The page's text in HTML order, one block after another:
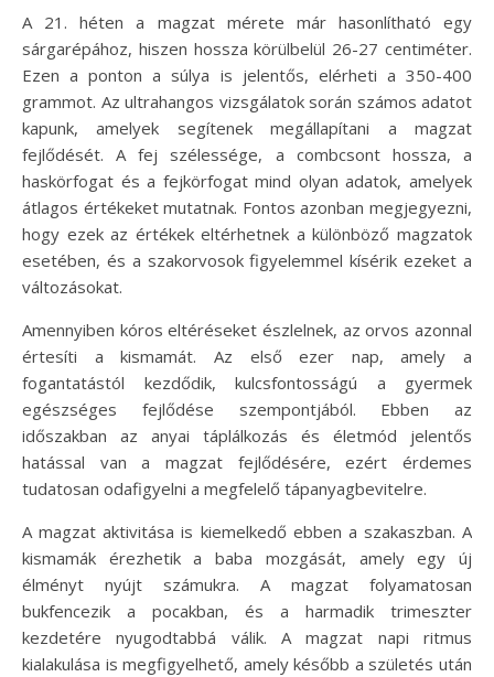
A 21. héten a magzat mérete már hasonlítható egy
sárgarépához, hiszen hossza körülbelül 26-27 centiméter.
Ezen a ponton a súlya is jelentős, elérheti a 350-400
grammot. Az ultrahangos vizsgálatok során számos adatot
kapunk, amelyek segítenek megállapítani a magzat
fejlődését. A fej szélessége, a combcsont hossza, a
haskörfogat és a fejkörfogat mind olyan adatok, amelyek
átlagos értékeket mutatnak. Fontos azonban megjegyezni,
hogy ezek az értékek eltérhetnek a különböző magzatok
esetében, és a szakorvosok figyelemmel kísérik ezeket a
változásokat.
Amennyiben kóros eltéréseket észlelnek, az orvos azonnal
értesíti a kismamát. Az első ezer nap, amely a
fogantatástól kezdődik, kulcsfontosságú a gyermek
egészséges fejlődése szempontjából. Ebben az
időszakban az anyai táplálkozás és életmód jelentős
hatással van a magzat fejlődésére, ezért érdemes
tudatosan odafigyelni a megfelelő tápanyagbevitelre.
A magzat aktivitása is kiemelkedő ebben a szakaszban. A
kismamák érezhetik a baba mozgását, amely egy új
élményt nyújt számukra. A magzat folyamatosan
bukfencezik a pocakban, és a harmadik trimeszter
kezdetére nyugodtabbá válik. A magzat napi ritmus
kialakulása is megfigyelhető, amely később a születés után